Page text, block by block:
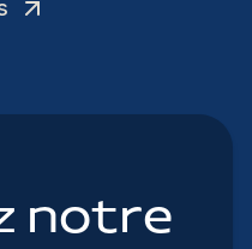
notre